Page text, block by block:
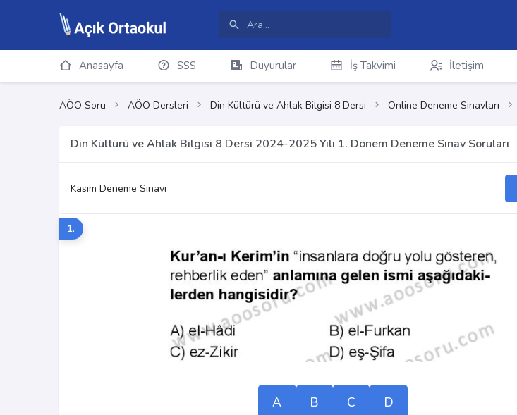
Anasayfa SSS Duyurular İş Takvimi İletişim
AÖO Soru AÖO Dersleri Din Kültürü ve Ahlak Bilgisi 8 Dersi Online Deneme Sınavları
Din Kültürü ve Ahlak Bilgisi 8 Dersi 2024-2025 Yılı 1. Dönem Deneme Sınav Soruları
Kasım Deneme Sınavı
1.
A B C D